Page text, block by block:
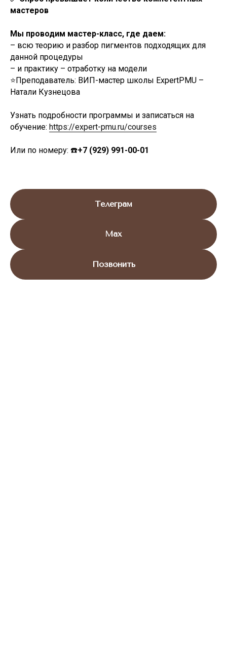
мастеров
Мы проводим мастер-класс, где даем:
– всю теорию и разбор пигментов подходящих для
данной процедуры
– и практику – отработку на модели
⭐️Преподаватель: ВИП-мастер школы ExpertPMU –
Натали Кузнецова
Узнать подробности программы и записаться на
обучение: https://expert-pmu.ru/courses
Или по номеру: ☎️+7 (929) 991-00-01
Телеграм
Max
Позвонить